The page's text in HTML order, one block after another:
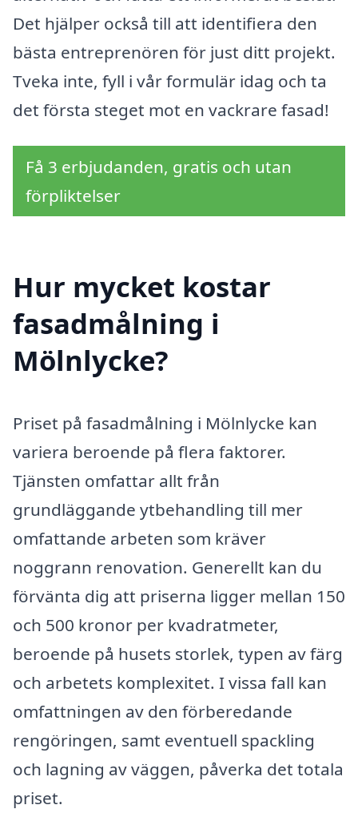
Det hjälper också till att identifiera den
bästa entreprenören för just ditt projekt.
Tveka inte, fyll i vår formulär idag och ta
det första steget mot en vackrare fasad!
Få 3 erbjudanden, gratis och utan
förpliktelser
Hur mycket kostar
fasadmålning i
Mölnlycke?
Priset på fasadmålning i Mölnlycke kan
variera beroende på flera faktorer.
Tjänsten omfattar allt från
grundläggande ytbehandling till mer
omfattande arbeten som kräver
noggrann renovation. Generellt kan du
förvänta dig att priserna ligger mellan 150
och 500 kronor per kvadratmeter,
beroende på husets storlek, typen av färg
och arbetets komplexitet. I vissa fall kan
omfattningen av den förberedande
rengöringen, samt eventuell spackling
och lagning av väggen, påverka det totala
priset.